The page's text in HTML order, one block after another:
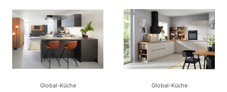
Global-Küche
Global-Küche